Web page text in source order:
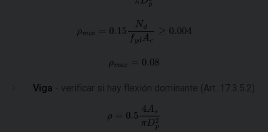
Viga - verificar si hay flexión dominante (Art. 17.3.5.2)